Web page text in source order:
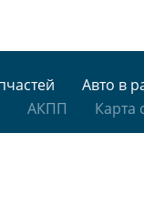
Авто в
АКПП Карта